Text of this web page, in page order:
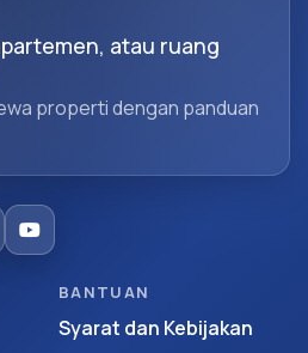
atau ruang
properti dengan panduan
BANTUAN
Syarat dan Kebijakan